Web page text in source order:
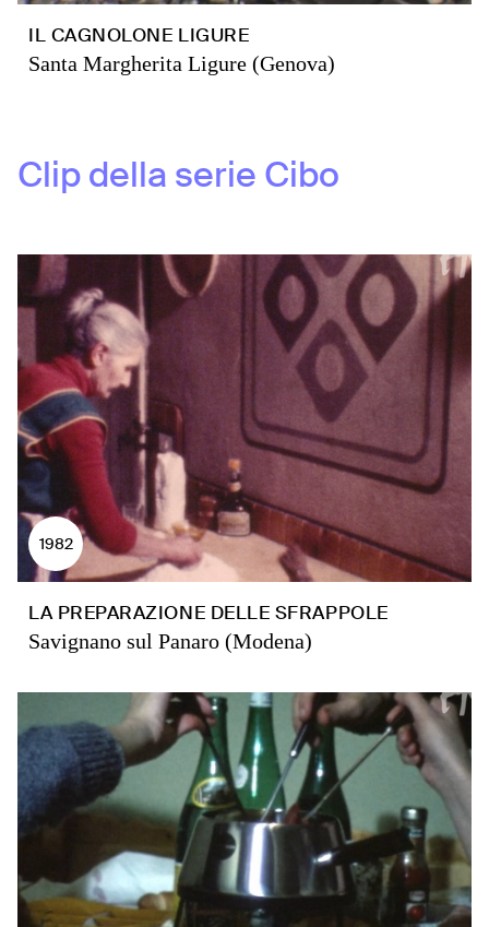
IL CAGNOLONE LIGURE
Santa Margherita Ligure (Genova)
Clip della serie Cibo
1982
LA PREPARAZIONE DELLE SFRAPPOLE
Savignano sul Panaro (Modena)